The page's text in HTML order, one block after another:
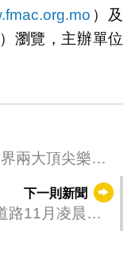
）及
）瀏覽，主辦單位
兩大頂尖樂團
下一則新聞
路11月凌晨封